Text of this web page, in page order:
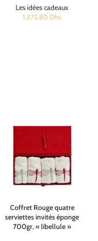
Les idées cadeaux
1,372.80 Dhs
Coffret Rouge quatre
serviettes invités éponge
700gr, « libellule »